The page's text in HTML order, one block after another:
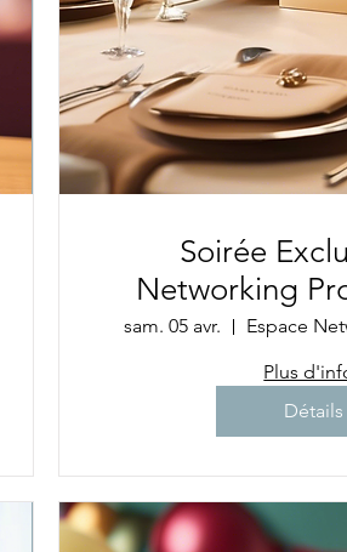
Soirée
Networking
sam. 05 avr.
Espace
Plus
Détails